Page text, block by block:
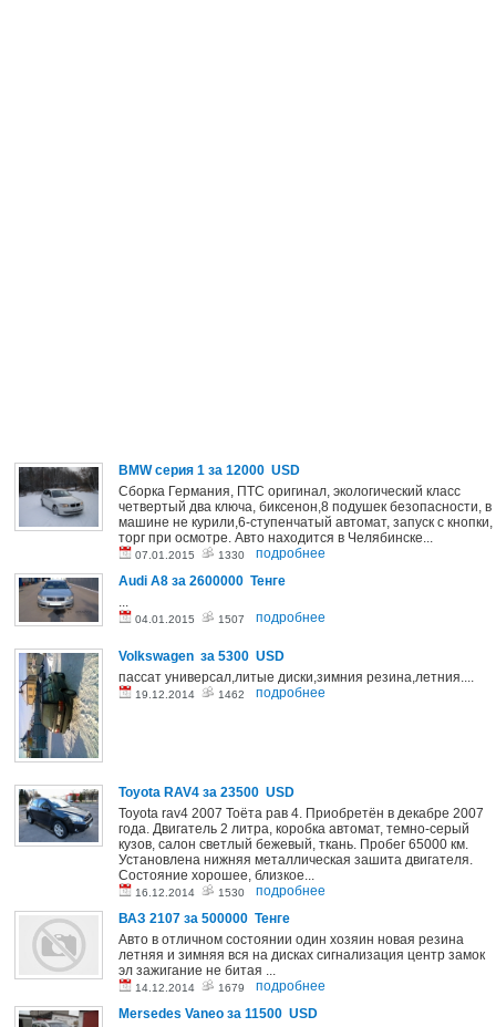
BMW серия 1 за 12000 USD
Сборка Германия, ПТС оригинал, экологический класс
четвертый два ключа, биксенон,8 подушек безопасности, в
машине не курили,6-ступенчатый автомат, запуск с кнопки,
торг при осмотре. Авто находится в Челябинске...
07.01.2015 1330
подробнее
Audi A8 за 2600000 Тенге
04.01.2015 1507 подробнее
Volkswagen за 5300 USD
пассат универсал,литые диски,зимния резина,летния....
19.12.2014 1462 подробнее
Toyota RAV4 за 23500 USD
Toyota rav4 2007 Тоёта рав 4. Приобретён в декабре 2007
года. Двигатель 2 литра, коробка автомат, темно-серый
кузов, салон светлый бежевый, ткань. Пробег 65000 км.
Установлена нижняя металлическая зашита двигателя.
Состояние хорошее, близкое...
16.12.2014 1530
подробнее
ВАЗ 2107 за 500000 Тенге
Авто в отличном состоянии один хозяин новая резина
летняя и зимняя вся на дисках сигнализация центр замок
эл зажигание не битая ...
14.12.2014 1679
подробнее
Mersedes Vaneo за 11500 USD